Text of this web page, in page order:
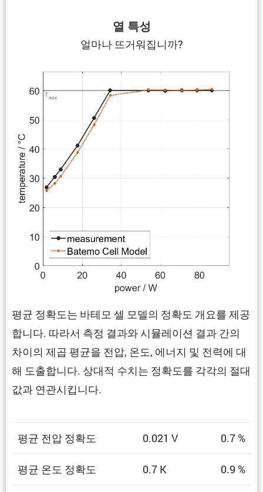
열 특성
얼마나 뜨거워집니까?
평균 정확도는 바테모 셀 모델의 정확도 개요를 제공
합니다. 따라서 측정 결과와 시뮬레이션 결과 간의
차이의 제곱 평균을 전압, 온도, 에너지 및 전력에 대
해 도출합니다. 상대적 수치는 정확도를 각각의 절대
값과 연관시킵니다.
평균 전압 정확도 0.021 V 0.7 %
평균 온도 정확도 0.7 K 0.9 %